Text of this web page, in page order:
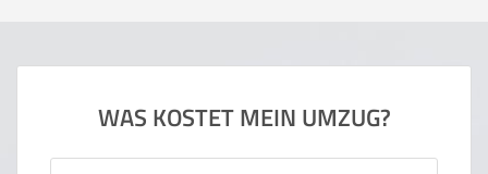
WAS KOSTET MEIN UMZUG?